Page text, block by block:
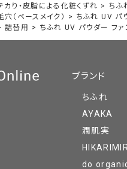
カり・皮脂による化粧くずれ > ちふ
穴（ベースメイク） > ちふれ UV パ
詰替用 > ちふれ UV パウダー フ
ブランド
ちふれ
AYAKA
潤肌実
do